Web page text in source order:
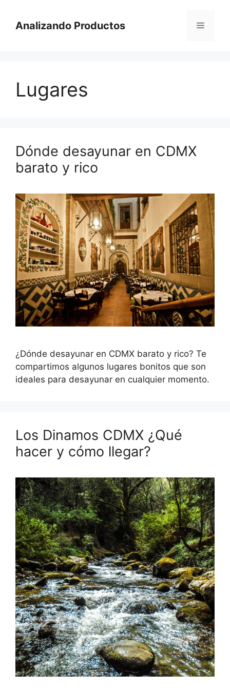
contenido
Analizando Productos Menú
Lugares
Dónde desayunar en CDMX
barato y rico
¿Dónde desayunar en CDMX barato y rico? Te
compartimos algunos lugares bonitos que son
ideales para desayunar en cualquier momento.
Los Dinamos CDMX ¿Qué
hacer y cómo llegar?